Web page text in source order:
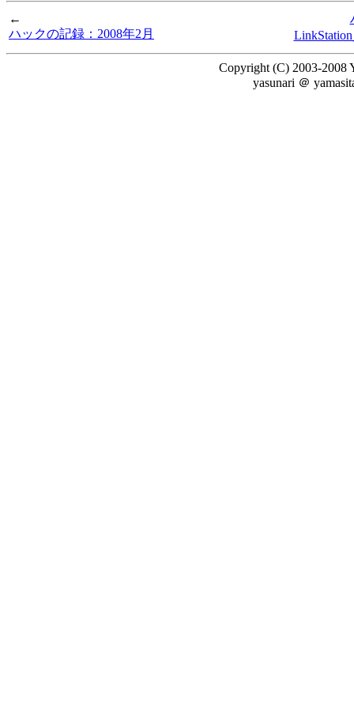
←
ハックの記録：2008年2月
Copyright (C) 2003-2008
yasunari ＠